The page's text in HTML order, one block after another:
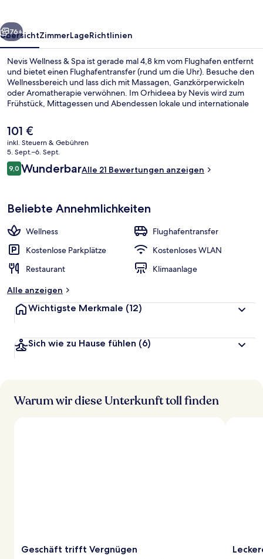
Weiter
76+
ÜbersichtZimmerLageRichtlinien
Nevis Wellness & Spa ist gerade mal 4,8 km vom Flughafen entfernt
und bietet einen Flughafentransfer (rund um die Uhr). Besuche den
Wellnessbereich und lass dich mit Massagen, Ganzkörperwickeln
oder Aromatherapie verwöhnen. Im Orhideea by Nevis wird zum
Frühstück, Mittagessen und Abendessen lokale und internationale
Fitnessmöglichkeiten und eine Sauna. Die öffentlichen
Verkehrsmittel sind ganz in der Nähe: Zur U-Bahn
(Straßenbahnhaltestelle Biserica Emanuel) sind es nur 13
Gehminuten.
Der
aktuelle
Preis
beträgt
101 €.
101 €
inkl. Steuern & Gebühren
5. Sept.–6. Sept.
Bewertungen
9,09,0 von 10.
WunderbarAlle 21 Bewertungen anzeigen
Beliebte Annehmlichkeiten
Wellness
Flughafentransfer
Kostenlose Parkplätze
Kostenloses WLAN
Restaurant
Klimaanlage
Alle anzeigen
Wichtigste Merkmale (12)
Sich wie zu Hause fühlen (6)
Warum wir diese Unterkunft toll finden
Geschäft trifft Vergnügen